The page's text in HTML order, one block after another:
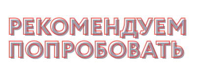
РЕКОМЕНДУЕМ
ПОПРОБОВАТЬ